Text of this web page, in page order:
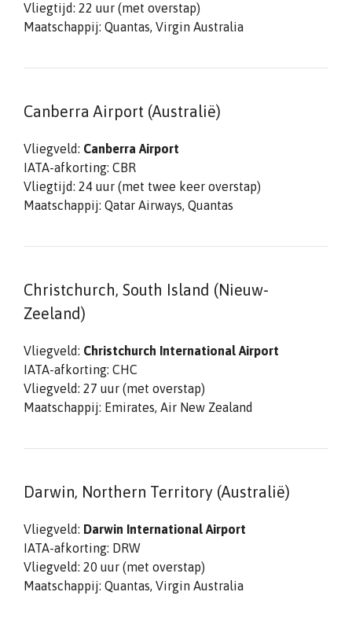
Vliegtijd: 22 uur (met overstap)
Maatschappij: Quantas, Virgin Australia
Canberra Airport (Australië)
Vliegveld: Canberra Airport
IATA-afkorting: CBR
Vliegtijd: 24 uur (met twee keer overstap)
Maatschappij: Qatar Airways, Quantas
Christchurch, South Island (Nieuw-
Zeeland)
Vliegveld: Christchurch International Airport
IATA-afkorting: CHC
Vliegveld: 27 uur (met overstap)
Maatschappij: Emirates, Air New Zealand
Darwin, Northern Territory (Australië)
Vliegveld: Darwin International Airport
IATA-afkorting: DRW
Vliegveld: 20 uur (met overstap)
Maatschappij: Quantas, Virgin Australia